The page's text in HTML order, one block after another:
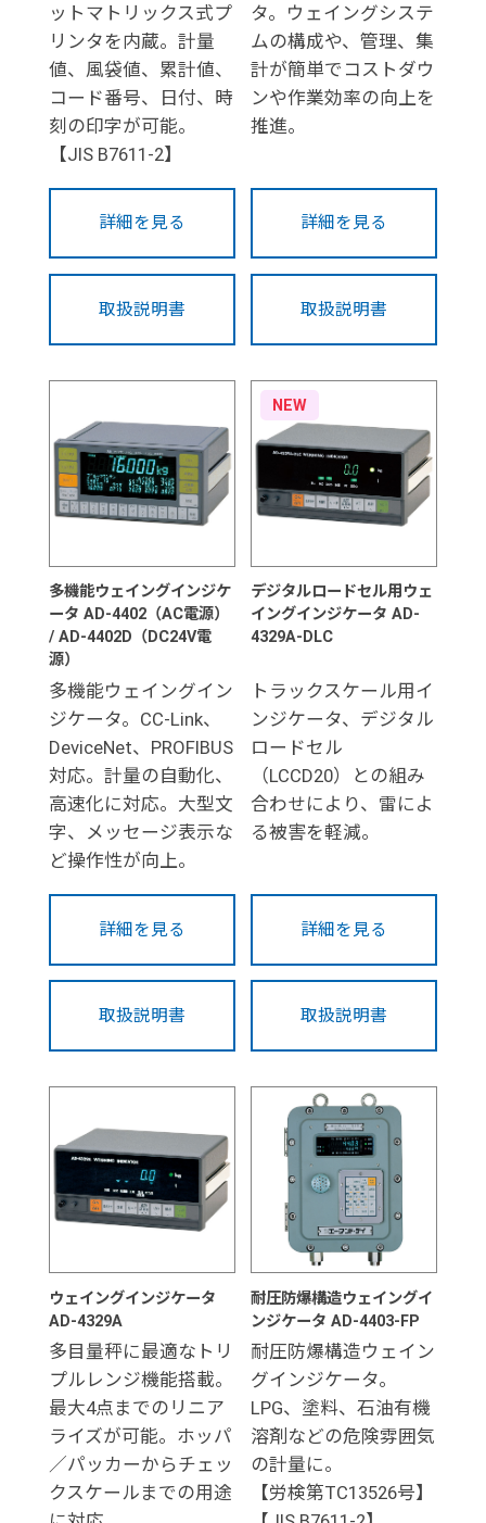
ットマトリックス式プ
リンタを内蔵。計量
値、風袋値、累計値、
コード番号、日付、時
刻の印字が可能。
【JIS B7611-2】
詳細を見る
取扱説明書
タ。ウェイングシステ
ムの構成や、管理、集
計が簡単でコストダウ
ンや作業効率の向上を
推進。
詳細を見る
取扱説明書
多機能ウェイングインジケ
ータ AD-4402（AC電源）
/ AD-4402D（DC24V電
源）
多機能ウェイングイン
ジケータ。CC-Link、
DeviceNet、PROFIBUS
対応。計量の自動化、
高速化に対応。大型文
字、メッセージ表示な
ど操作性が向上。
詳細を見る
取扱説明書
NEW
デジタルロードセル用ウェ
イングインジケータ AD-
4329A-DLC
トラックスケール用イ
ンジケータ、デジタル
ロードセル
（LCCD20）との組み
合わせにより、雷によ
る被害を軽減。
詳細を見る
取扱説明書
ウェイングインジケータ
AD-4329A
多目量秤に最適なトリ
プルレンジ機能搭載。
最大4点までのリニア
ライズが可能。ホッパ
／パッカーからチェッ
クスケールまでの用途
耐圧防爆構造ウェイングイ
ンジケータ AD-4403-FP
耐圧防爆構造ウェイン
グインジケータ。
LPG、塗料、石油有機
溶剤などの危険雰囲気
の計量に。
【労検第TC13526号】